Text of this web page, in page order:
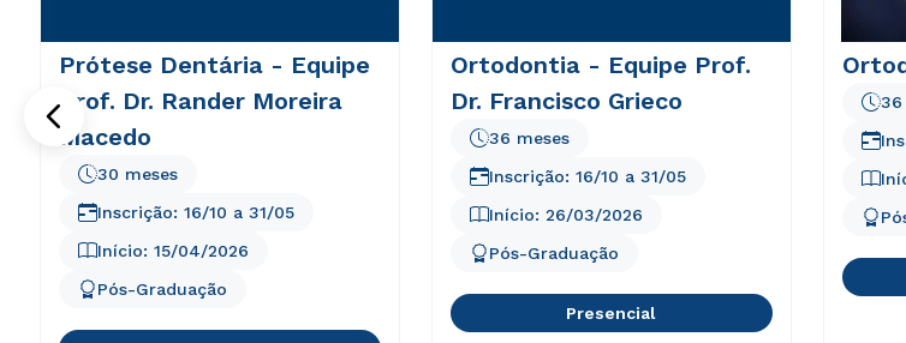
Prótese Dentária - Equipe
Prof. Dr. Rander Moreira
Macedo
Início: 15/04/2026
30 meses
Pós-Graduação
Inscrição: 16/10 a 31/05
Ortodontia - Equipe Prof.
Dr. Francisco Grieco
Início: 26/03/2026
36 meses
Pós-Graduação
Inscrição: 16/10 a 31/05
Presencial
36